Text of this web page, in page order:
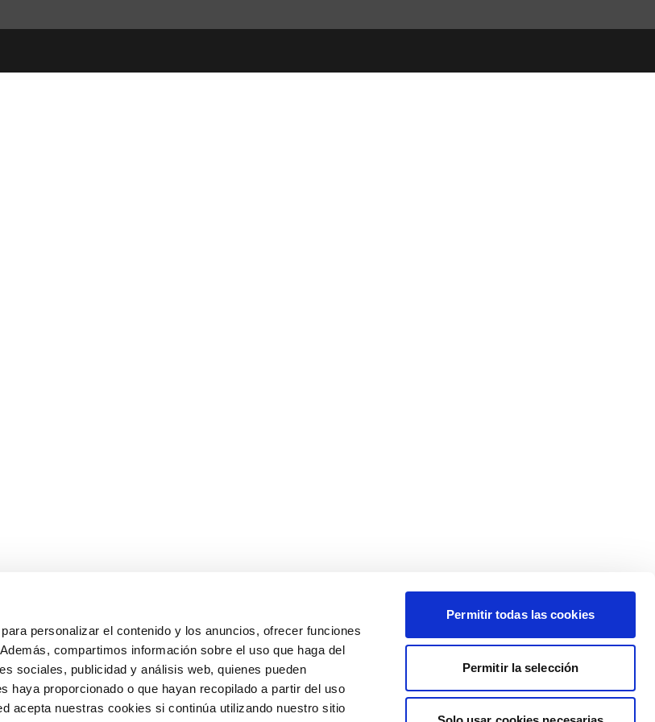
personalizar el contenido y los anuncios, ofrecer funciones
compartimos información sobre el uso que haga del
sociales, publicidad y análisis web, quienes pueden
haya proporcionado o que hayan recopilado a partir del uso
acepta nuestras cookies si continúa utilizando nuestro sitio
Permitir todas las cookies
Permitir la selección